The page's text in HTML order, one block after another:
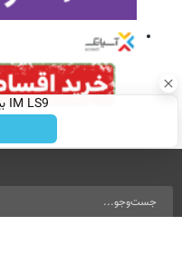
IM LS9 بیش از 1500 کیلومترپیمایش با یکبار شارژ